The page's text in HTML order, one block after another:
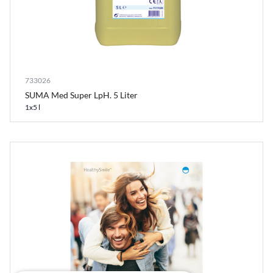
733026
SUMA Med Super LpH. 5 Liter
1x5 l